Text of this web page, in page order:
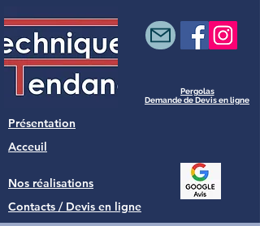
Demande de Devis en ligne
Pergolas
Présentation
Nos réalisations
Contacts / Devis en ligne
Acceuil